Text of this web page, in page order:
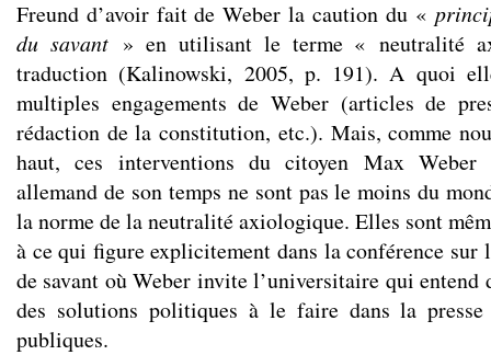
Freund d’avoir fait de Weber la caution du «
du savant» en utilisant le terme « neutralité
traduction (Kalinowski, 2005, p. 191). A quoi
multiples engagements de Weber (articles de
rédaction de la constitution, etc.). Mais, comme
haut, ces interventions du citoyen Max Weber
allemand de son temps ne sont pas le moins du
la norme de la neutralité axiologique. Elles sont
à ce qui figure explicitement dans la conférence sur
de savant où Weber invite l’universitaire qui entend
des solutions politiques à le faire dans la
publiques.